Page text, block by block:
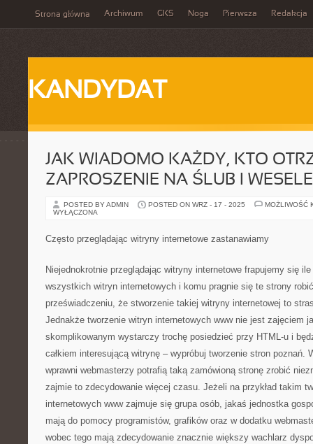
Strona główna Archiwum GKS Noga Pierwsza Redakcja
KANDYDAT
JAK WIADOMO KAŻDY, KTO
ZAPROSZENIE NA ŚLUB I WESELE
POSTED BY ADMIN POSTED ON WRZ - 17 - 2025
MOŻLIWOŚĆ
WYŁĄCZONA
Często przeglądając witryny internetowe zastanawiamy
Niejednokrotnie przeglądając witryny internetowe frapujemy się
wszystkich witryn internetowych i komu pragnie się te strony
przeświadczeniu, że stworzenie takiej witryny internetowej to
Jednakże tworzenie witryn internetowych www nie jest zajęciem
skomplikowanym wystarczy trochę posiedzieć przy HTML-u i
całkiem interesującą witrynę – wypróbuj tworzenie stron poznań.
wprawni webmasterzy potrafią taką zamówioną stronę zrobić
zajmie to zdecydowanie więcej czasu. Jeżeli na przykład takim
internetowych www zajmuje się grupa osób, jakaś jednostka
mają do pomocy programistów, grafików oraz w dodatku
wobec tego mają zdecydowanie znacznie większy wachlarz